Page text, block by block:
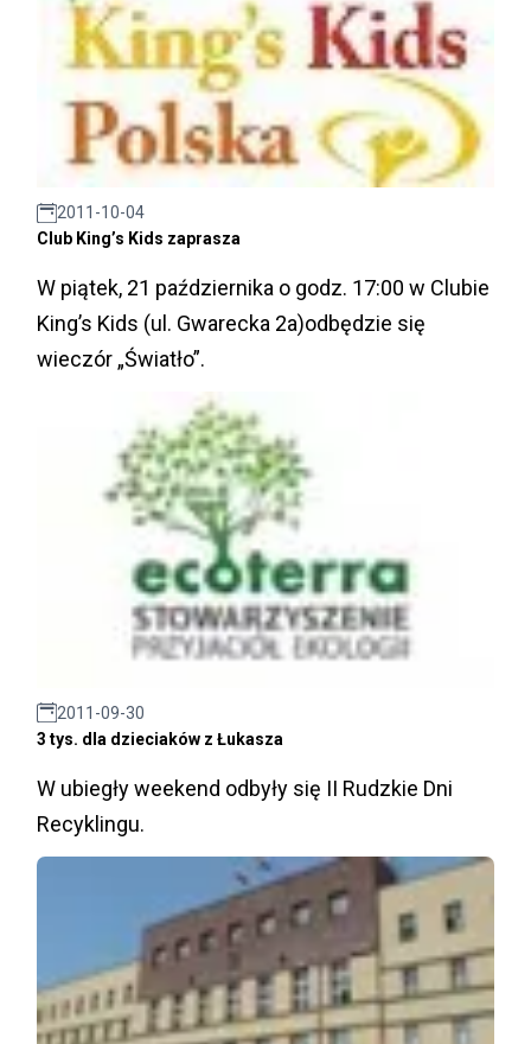
2011-10-04
Club King’s Kids zaprasza
W piątek, 21 października o godz. 17:00 w Clubie
King’s Kids (ul. Gwarecka 2a)odbędzie się
wieczór „Światło”.
2011-09-30
3 tys. dla dzieciaków z Łukasza
W ubiegły weekend odbyły się II Rudzkie Dni
Recyklingu.